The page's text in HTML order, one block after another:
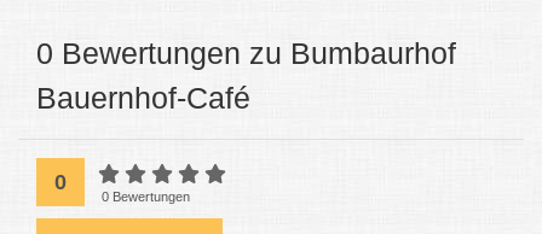
0 Bewertungen zu Bumbaurhof
Bauernhof-Café
0
0 Bewertungen